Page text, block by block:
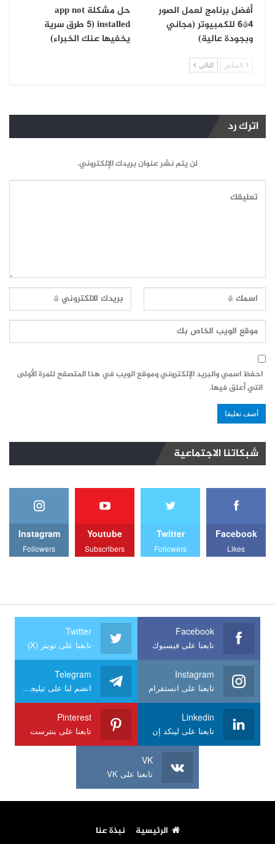
أفضل برنامج لعمل الصور
4*6 للكمبيوتر (مجاني
وبجودة عالية)
حل مشكلة app not
installed (5 طرق سرية
يخفيها عنك الخبراء)
السابق التالي
اترك رد
لن يتم نشر عنوان بريدك الإلكتروني.
احفظ اسمي والبريد الإلكتروني وموقع الويب في هذا المتصفح للمرة الأولى
التي أعلق فيها.
شبكاتنا الاجتماعية
Facebook
Likes
Twitter
Followers
Youtube
Subscribers
Instagram
Followers
Facebook
تابعنا على فيسبوك
Twitter
تابعنا على تويتر (X)
Instagram
تابعنا على انستقرام
Telegram
انضم لنا على تيليجرام
Linkedin
تابعنا على لينكد إن
Pinterest
تابعنا على بنترست
VK
تابعنا على VK
الرئيسية نبذة عنا